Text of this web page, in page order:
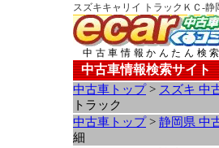
スズキキャリイ トラックＫＣ-
中古車情報かんたん検索
中古車情報検索サイト
中古車トップ> スズキ 中
トラック
中古車トップ> 静岡県 中
細